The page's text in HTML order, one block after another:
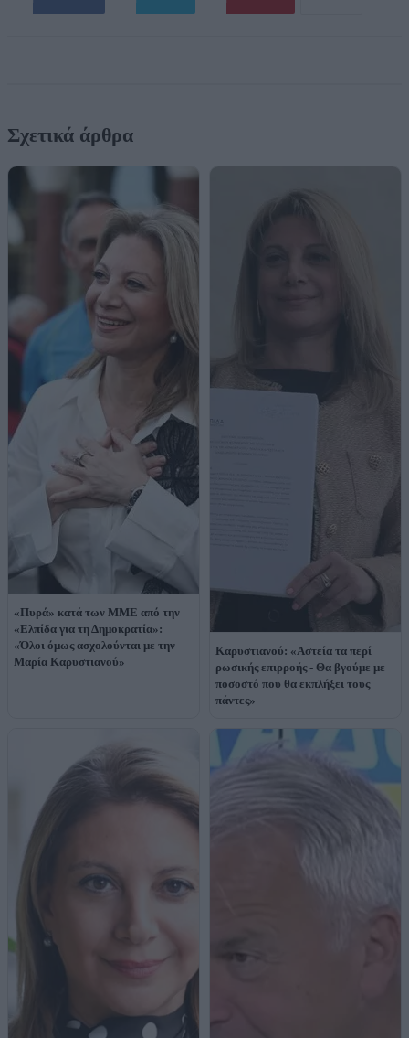
Σχετικά άρθρα
«Πυρά» κατά των ΜΜΕ από την
«Ελπίδα για τη Δημοκρατία»:
«Όλοι όμως ασχολούνται με την
Μαρία Καρυστιανού»
Καρυστιανού: «Αστεία τα περί
ρωσικής επιρροής - Θα βγούμε με
ποσοστό που θα εκπλήξει τους
πάντες»